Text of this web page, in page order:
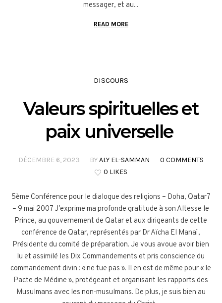
messager, et au...
READ MORE
DISCOURS
Valeurs spirituelles et
paix universelle
DÉCEMBRE 6, 2023 BYALY EL-SAMMAN
0 COMMENTS
0 LIKES
5ème Conférence pour le dialogue des religions – Doha, Qatar7
– 9 mai 2007 J’exprime ma profonde gratitude à son Altesse le
Prince, au gouvernement de Qatar et aux dirigeants de cette
conférence de Qatar, représentés par Dr Aïcha El Manaï,
Présidente du comité de préparation. Je vous avoue avoir bien
lu et assimilé les Dix Commandements et pris conscience du
commandement divin : « ne tue pas ». Il en est de même pour « le
Pacte de Médine », protégeant et organisant les rapports des
Musulmans avec les non-musulmans. De plus, je suis bien au